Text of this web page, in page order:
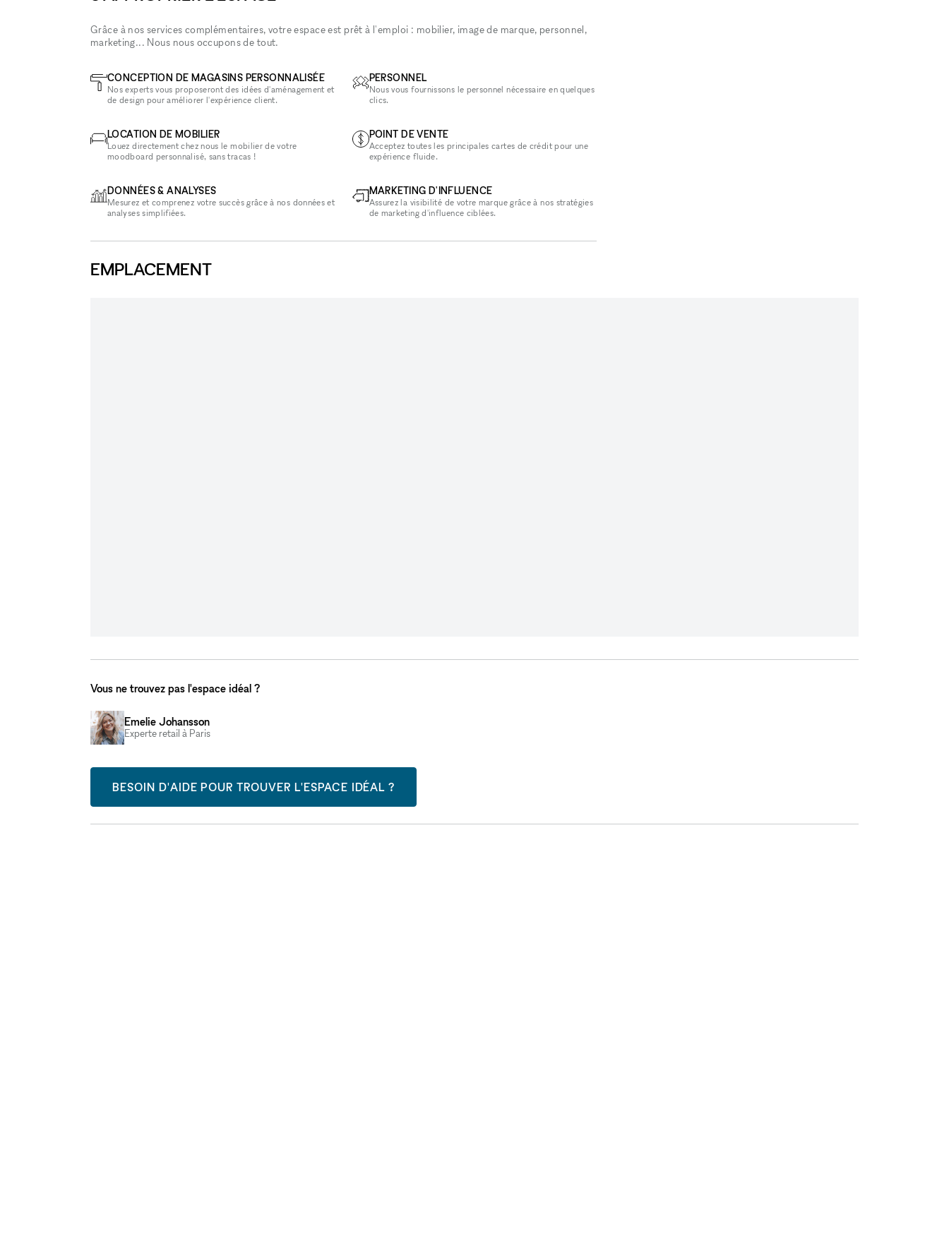
Grâce à nos services complémentaires, votre espace est prêt à l'emploi : mobilier, image de marque, personnel,
marketing... Nous nous occupons de tout.
CONCEPTION DE MAGASINS PERSONNALISÉE
Nos experts vous proposeront des idées d'aménagement et
de design pour améliorer l'expérience client.
LOCATION DE MOBILIER
Louez directement chez nous le mobilier de votre
moodboard personnalisé, sans tracas !
DONNÉES & ANALYSES
Mesurez et comprenez votre succès grâce à nos données et
analyses simplifiées.
PERSONNEL
Nous vous fournissons le personnel nécessaire en quelques
clics.
POINT DE VENTE
Acceptez toutes les principales cartes de crédit pour une
expérience fluide.
MARKETING D'INFLUENCE
Assurez la visibilité de votre marque grâce à nos stratégies
de marketing d'influence ciblées.
EMPLACEMENT
Vous ne trouvez pas l'espace idéal ?
Emelie Johansson
Experte retail à Paris
BESOIN D'AIDE POUR TROUVER L'ESPACE IDÉAL ?